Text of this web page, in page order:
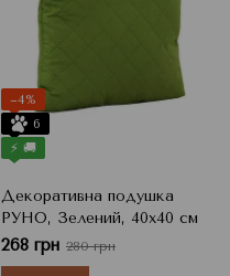
−4%
6
⚡ 🚚
Декоративна подушка
РУНО, Зелений, 40x40 см
268 грн 280 грн